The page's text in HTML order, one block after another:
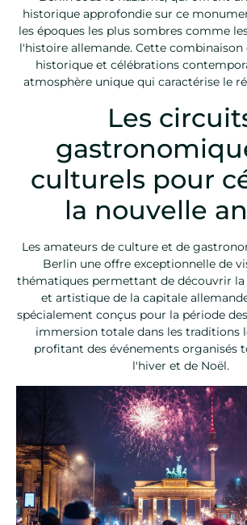
historique approfondie sur ce
les époques les plus sombres comme
l'histoire allemande. Cette
historique et célébrations
atmosphère unique qui caractérise le
Les
culturels pour
la nouvelle
Les amateurs de culture et de
Berlin une offre exceptionnelle de
thématiques permettant de découvrir la
et artistique de la capitale
spécialement conçus pour la période
immersion totale dans les traditions
profitant des événements organisés
l'hiver et de Noël.